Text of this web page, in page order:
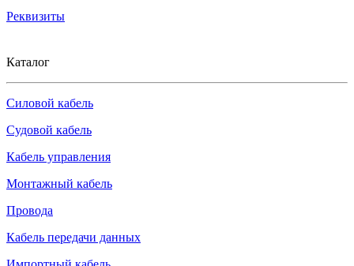
Реквизиты
Каталог
Силовой кабель
Судовой кабель
Кабель управления
Монтажный кабель
Провода
Кабель передачи данных